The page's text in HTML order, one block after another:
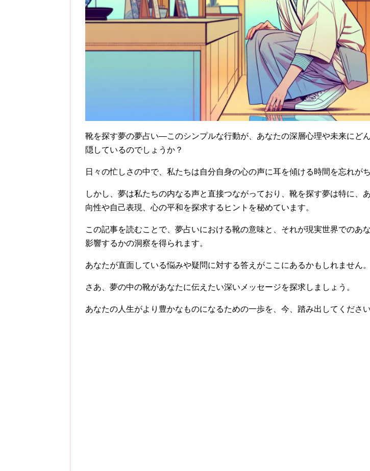
靴を探す夢の夢占い—このシンプルな行動が、あなたの深層心理や未来にど
隠しているのでしょうか？
日々の忙しさの中で、私たちは自分自身の心の声に耳を傾ける時間を忘れがち
しかし、夢は私たちの内なる声と直接つながっており、靴を探す夢は特に、
向性や自己表現、心の平和を探求するヒントを秘めています。
この記事を読むことで、夢占いにおける靴の意味と、それが現実世界でのあ
影響するかの洞察を得られます。
あなたが直面している悩みや疑問に対する答えがここにあるかもしれません。
さあ、夢の中の靴があなたに伝えたい深いメッセージを探求しましょう。
あなたの人生がより豊かなものになるための一歩を、今、踏み出してください